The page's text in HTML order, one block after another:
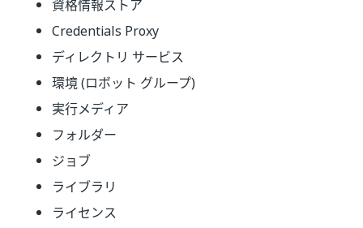
資格情報ストア
Credentials Proxy
ディレクトリ サービス
環境 (ロボット グループ)
実行メディア
フォルダー
ジョブ
ライブラリ
ライセンス